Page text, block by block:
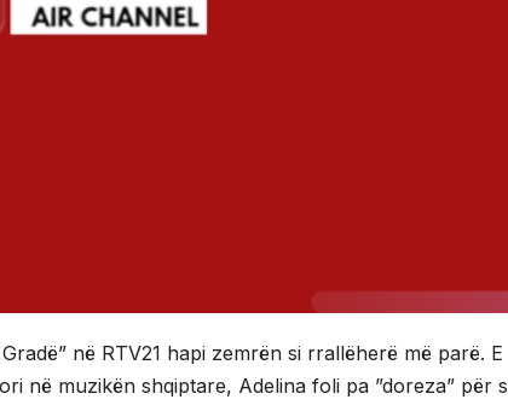
në RTV21 hapi zemrën si rrallëherë më parë. E
në muzikën shqiptare, Adelina foli pa ”doreza” për